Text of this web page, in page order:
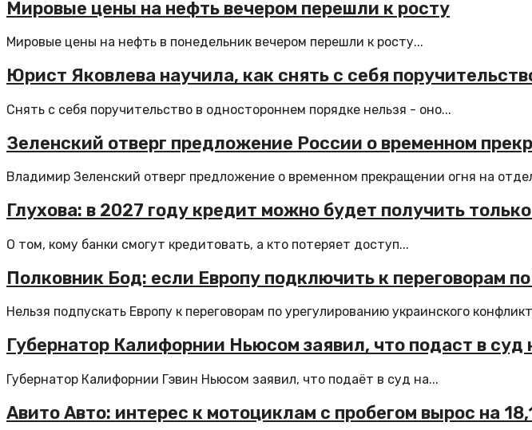
Мировые цены на нефть вечером перешли к росту
Мировые цены на нефть в понедельник вечером перешли к росту...
Юрист Яковлева научила, как снять с себя
Снять с себя поручительство в одностороннем порядке нельзя - оно...
Зеленский отверг предложение России о временном
Владимир Зеленский отверг предложение о временном прекращении огня на
Глухова: в 2027 году кредит можно будет получить
О том, кому банки смогут кредитовать, а кто потеряет доступ...
Полковник Бод: если Европу подключить к переговорам
Нельзя подпускать Европу к переговорам по урегулированию украинского
Губернатор Калифорнии Ньюсом заявил, что подаст в суд
Губернатор Калифорнии Гэвин Ньюсом заявил, что подаёт в суд на...
Авито Авто: интерес к мотоциклам с пробегом вырос на